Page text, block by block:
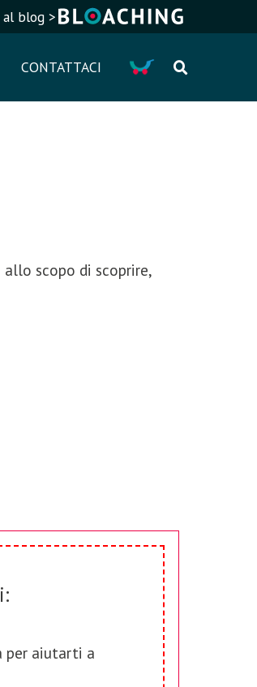
al blog >
CONTATTACI Cart
scopo di scoprire,
per aiutarti a